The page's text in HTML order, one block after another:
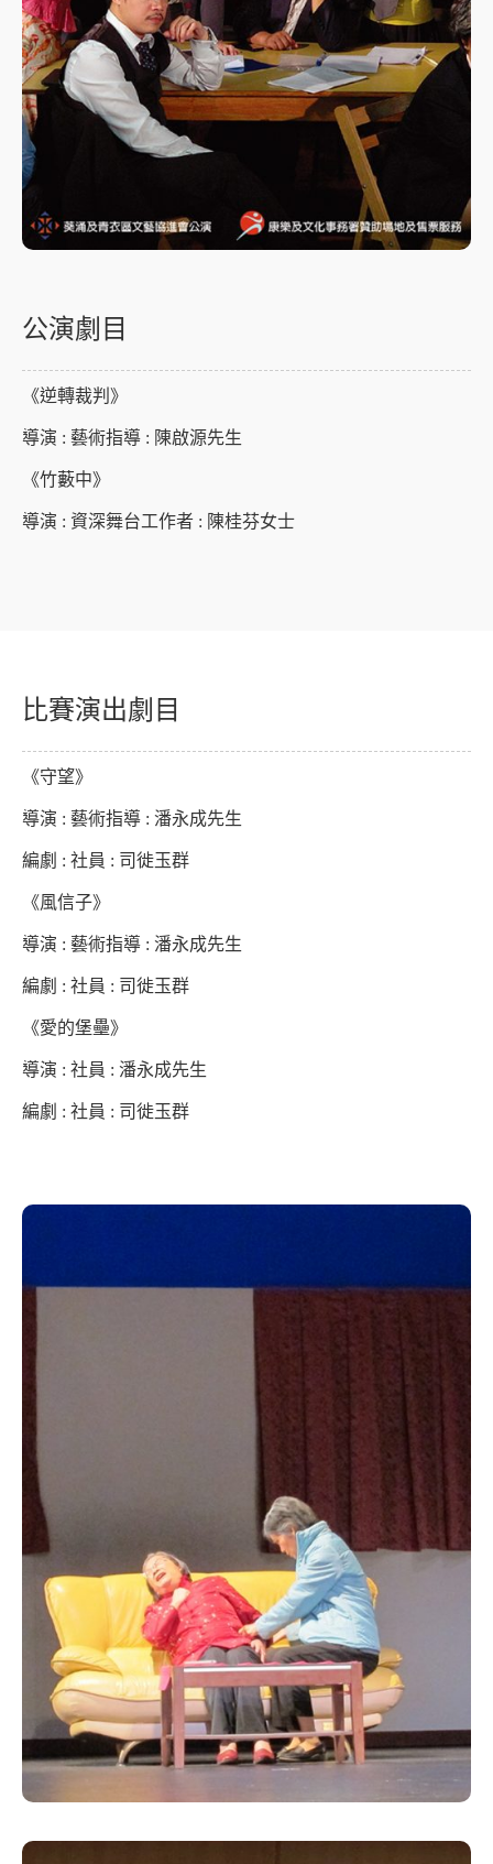
公演劇目
《逆轉裁判》
導演 : 藝術指導 : 陳啟源先生
《竹藪中》
導演 : 資深舞台工作者 : 陳桂芬女士
比賽演出劇目
《守望》
導演 : 藝術指導 : 潘永成先生
編劇 : 社員 : 司徙玉群
《風信子》
導演 : 藝術指導 : 潘永成先生
編劇 : 社員 : 司徙玉群
《愛的堡壘》
導演 : 社員 : 潘永成先生
編劇 : 社員 : 司徙玉群